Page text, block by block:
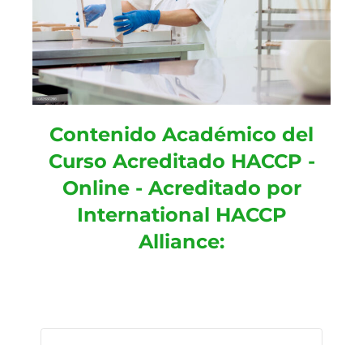
Contenido Académico del
Curso Acreditado HACCP -
Online - Acreditado por
International HACCP
Alliance: